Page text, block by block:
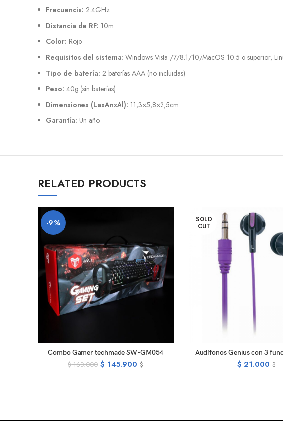
Frecuencia: 2.4GHz
Distancia de RF: 10m
Color: Rojo
Requisitos del sistema: Windows Vista /7/8.1/10/MacOS 10.5 o superior,
Tipo de batería: 2 baterías AAA (no incluidas)
Peso: 40g (sin baterías)
Dimensiones (LaxAnxAl): 11,3×5,8×2,5cm
Garantía: Un año.
RELATED PRODUCTS
-9%
ADD TO CART
Combo Gamer techmade SW-GM054
$160.000 $ 145.900 $
SOLD
OUT
READ
Audífonos Genius con 3
$ 21.000 $